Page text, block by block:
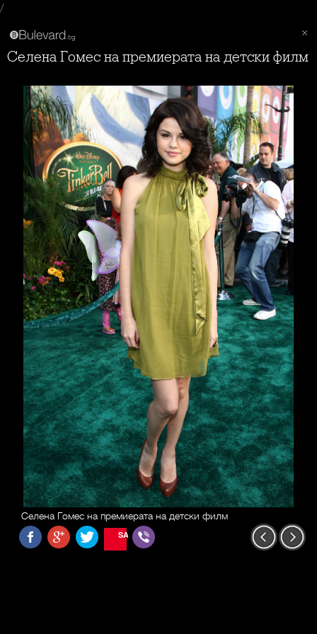
/
Селена Гомес на премиерата на детски филм
Селена Гомес на премиерата на детски филм
SAVE